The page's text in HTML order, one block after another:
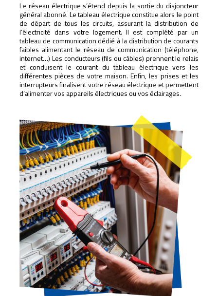
Le réseau électrique s’étend depuis la sortie du disjoncteur
général abonné. Le tableau électrique constitue alors le point
de départ de tous les circuits, assurant la distribution de
l’électricité dans votre logement. Il est complété par un
tableau de communication dédié à la distribution de courants
faibles alimentant le réseau de communication (téléphone,
internet…) Les conducteurs (fils ou câbles) prennent le relais
et conduisent le courant du tableau électrique vers les
différentes pièces de votre maison. Enfin, les prises et les
interrupteurs finalisent votre réseau électrique et permettent
d’alimenter vos appareils électriques ou vos éclairages.